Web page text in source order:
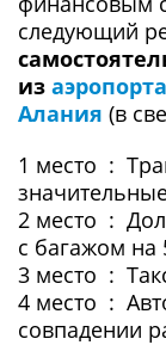
следующий
из аэропорта
Алания (в
1 место :
2 место :
с багажом на
3 место :
4 место :
совпадении